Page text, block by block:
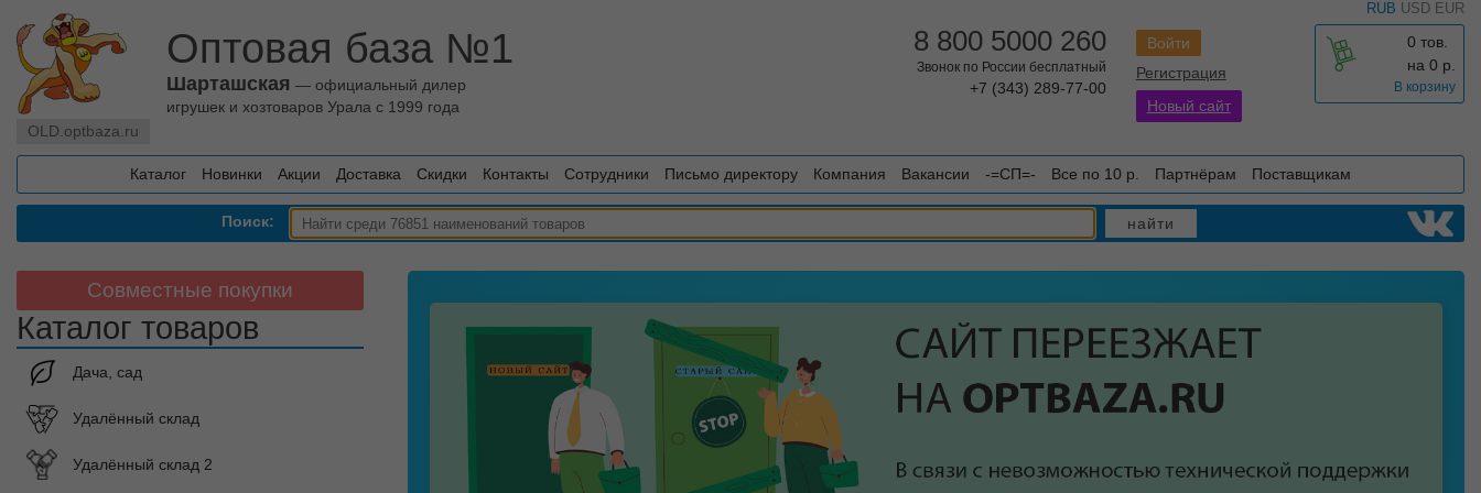
RUB USD EUR
OLD.optbaza.ru
Оптовая база №1
Шарташская — официальный дилер
игрушек и хозтоваров Урала с 1999 года
0 тов.
на 0 р.
В корзину
Войти
Регистрация
Новый сайт
8 800 5000 260
Звонок по России бесплатный
+7 (343) 289-77-00
Каталог Новинки Акции Доставка Скидки Контакты Сотрудники Письмо директору Компания Вакансии -=СП=- Все по 10 р. Партнёрам Поставщикам
Поиск: найти
Совместные покупки
Каталог товаров
Дача, сад
Удалённый склад
Удалённый склад 2